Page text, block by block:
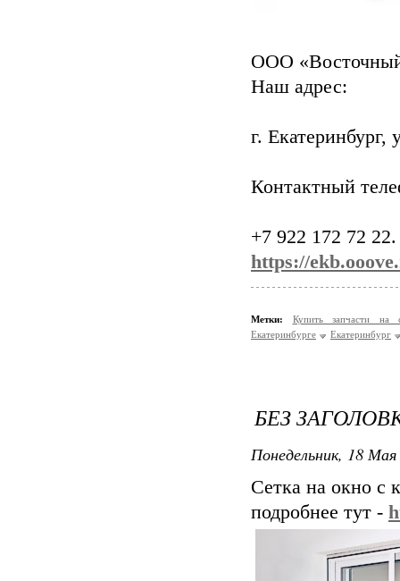
ООО «Восточный
Наш адрес:
г. Екатеринбург,
Контактный
+7 922 172 72 22.
https://
Метки:
Купить запчасти
Екатеринбурге
Екатеринбург
БЕЗ
Понедельник, 18
Сетка на окно с
подробнее тут -